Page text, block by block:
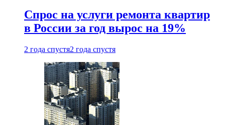
Спрос на услуги ремонта квартир
в России за год вырос на 19%
2 года спустя2 года спустя